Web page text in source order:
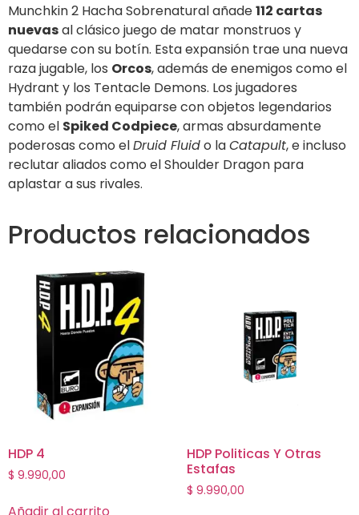
Munchkin 2 Hacha Sobrenatural añade112 cartas
nuevasal clásico juego de matar monstruos y
quedarse con su botín. Esta expansión trae una nueva
raza jugable, los Orcos, además de enemigos como el
Hydrant y los Tentacle Demons. Los jugadores
también podrán equiparse con objetos legendarios
como el Spiked Codpiece, armas absurdamente
poderosas como elDruid Fluido laCatapult, e incluso
reclutar aliados como el Shoulder Dragon para
aplastar a sus rivales.
Productos relacionados
HDP 4
$ 9.990,00
HDP Politicas Y Otras
Estafas
$ 9.990,00